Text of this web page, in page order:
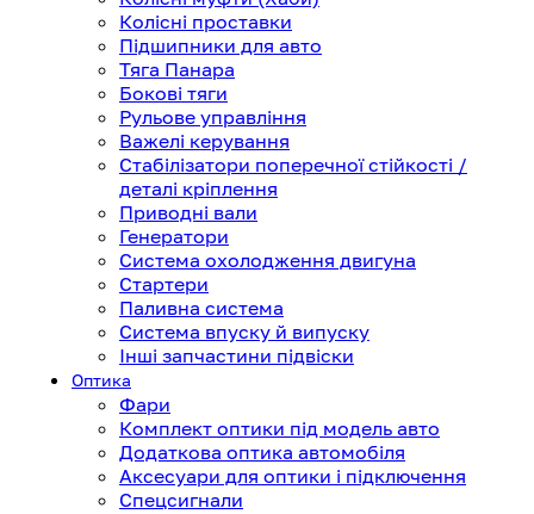
Колісні проставки
Підшипники для авто
Тяга Панара
Бокові тяги
Рульове управління
Важелі керування
Стабілізатори поперечної стійкості /
деталі кріплення
Приводні вали
Генератори
Система охолодження двигуна
Стартери
Паливна система
Система впуску й випуску
Інші запчастини підвіски
Оптика
Фари
Комплект оптики під модель авто
Додаткова оптика автомобіля
Аксесуари для оптики і підключення
Спецсигнали